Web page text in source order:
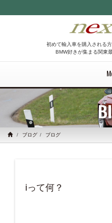
初めて輸入車を購入される
BMW好きが集まる関東
ブログ ブログ
iって何？